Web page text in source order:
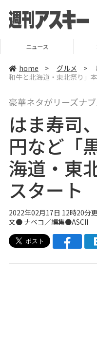
ニュース
home > グルメ >
和牛と北海道・東北祭り」
豪華ネタがリーズナ
はま寿司
円など「
海道・東
スタート
2022年02月17日 12時20分
文● ナベコ／編集●ASCII